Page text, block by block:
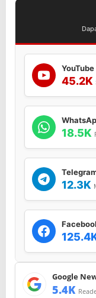
YouTube
45.2K
18.5K
12.3K
Google
5.4K